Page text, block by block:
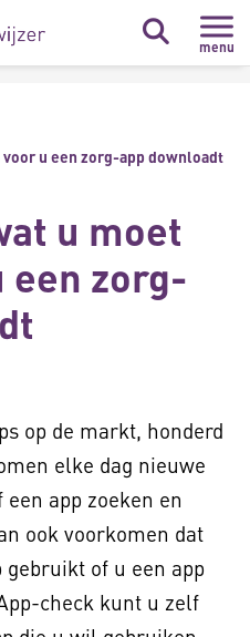
menu
u een zorg-app downloadt
u moet
een zorg-
op de markt, honderd
elke dag nieuwe
app zoeken en
ook voorkomen dat
of u een app
check kunt u zelf